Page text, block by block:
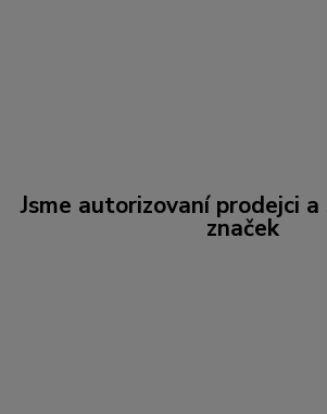
Jsme autorizovaní prodejci
značek